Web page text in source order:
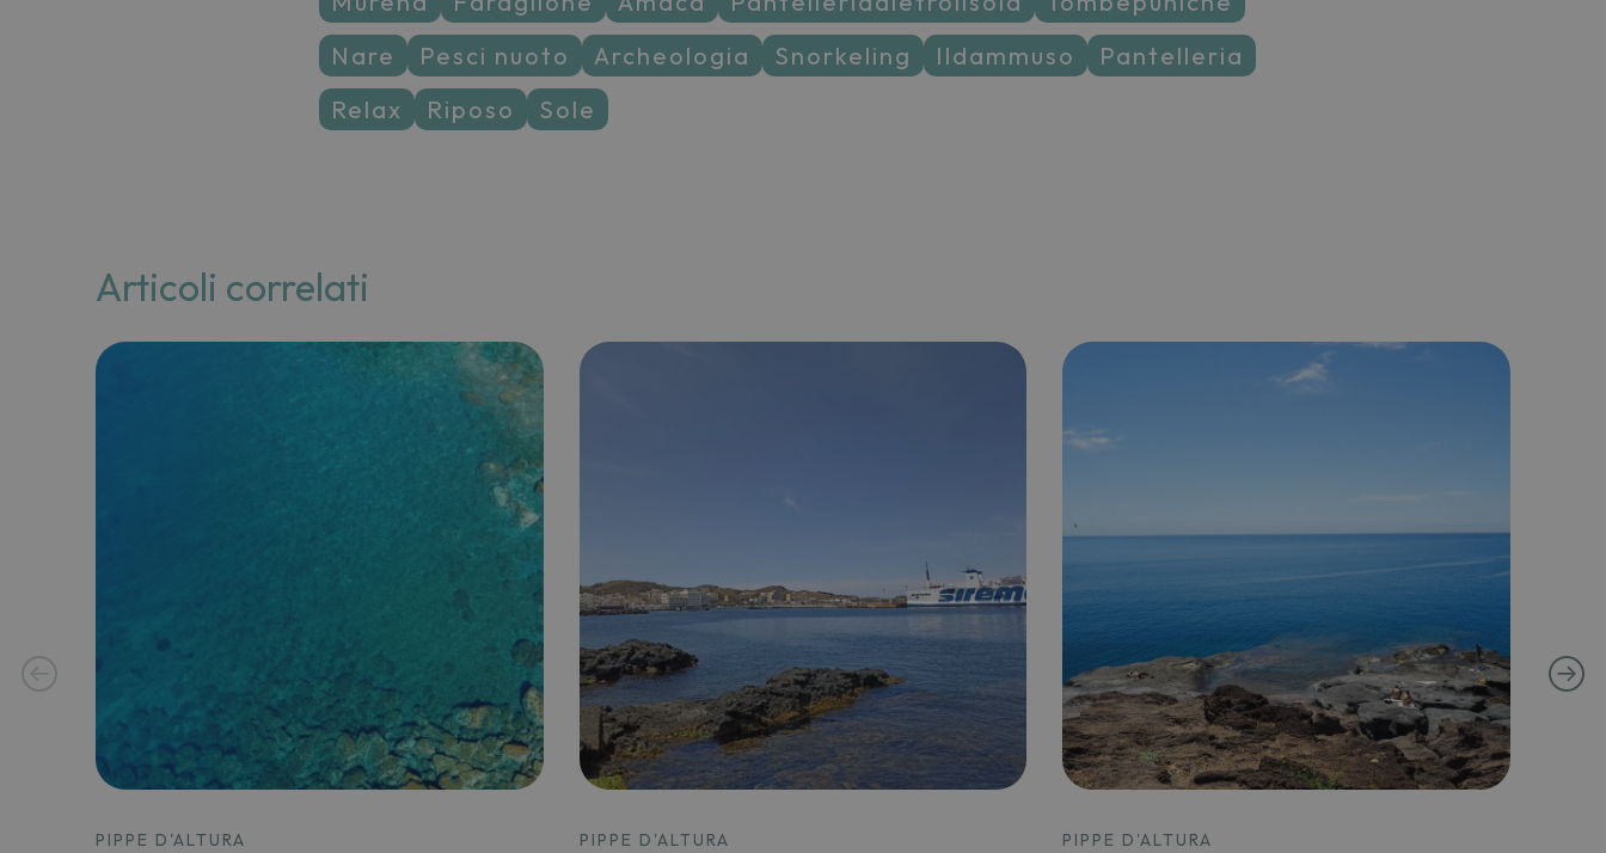
nare
pesci nuoto archeologia snorkeling ildammuso
pantelleria
relax
riposo sole
Articoli correlati
PIPPE D'ALTURA PIPPE D'ALTURA PIPPE D'ALTURA